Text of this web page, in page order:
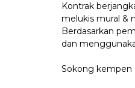
Kontrak
melukis mural &
Berdasarkan
dan
Sokong kempen